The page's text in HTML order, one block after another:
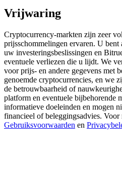
Exclusive for BitMart Users
Register & Trade to Win
Precious Metals Trading
Trade Gold & Silver · 33,333
Vrijwaring
Cryptocurrency-markten zijn zeer
prijsschommelingen ervaren. U
uw investeringsbeslissingen en
eventuele verliezen die u lijdt. We
voor prijs- en andere gegevens met
genoemde cryptocurrencies, en we
de betrouwbaarheid of
platform en eventuele bijbehorende
informatieve doeleinden en mogen
financieel of beleggingsadvies.
Gebruiksvoorwaarden en